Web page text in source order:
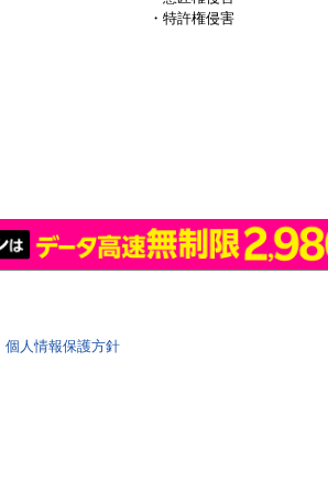
・特許権侵害
個人情報保護方針